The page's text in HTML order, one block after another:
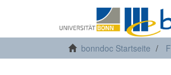
bonndoc Startseite